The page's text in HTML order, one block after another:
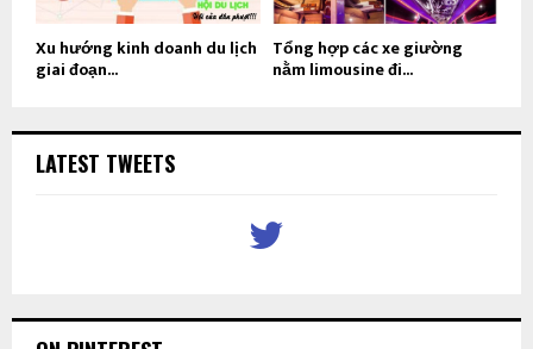
Xu hướng kinh doanh du lịch
giai đoạn...
Tổng hợp các xe giường
nằm limousine đi...
LATEST TWEETS